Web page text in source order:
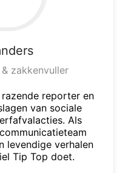
zakkenvuller
reporter en
van sociale
Als
levendige verhalen
Tip Top doet.